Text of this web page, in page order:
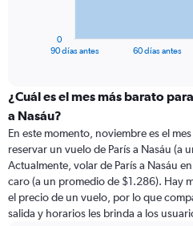
categories.
Range:
categories.
The
chart
has
1
Y
90 días antes 60 días antes
0
¿Cuál es el mes más barato
a Nasáu?
En este momento, noviembre es el
reservar un vuelo de París a Nasáu (a
Actualmente, volar de París a Nasáu
caro (a un promedio de $1.286). Hay
el precio de un vuelo, por lo que
salida y horarios les brinda a los